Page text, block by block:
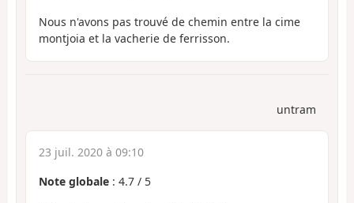
Nous n'avons pas trouvé de chemin entre la cime
montjoia et la vacherie de ferrisson.
untram
23 juil. 2020 à 09:10
Note globale : 4.7 / 5